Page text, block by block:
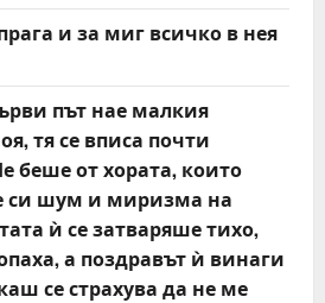
и за миг всичко в нея
път нае малкия
тя се вписа почти
беше от хората, които
си шум и миризма на
ѝ се затваряше тихо,
а поздравът ѝ винаги
се страхува да не ме